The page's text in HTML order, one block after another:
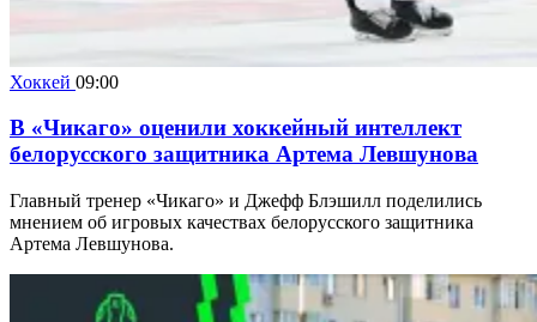
Хоккей 09:00
В «Чикаго» оценили хоккейный интеллект
белорусского защитника Артема Левшунова
Главный тренер «Чикаго» и Джефф Блэшилл поделились
мнением об игровых качествах белорусского защитника
Артема Левшунова.